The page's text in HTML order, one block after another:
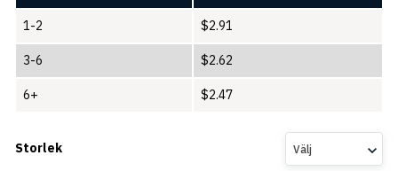
1-2 $2.91
3-6 $2.62
6+ $2.47
Storlek Välj